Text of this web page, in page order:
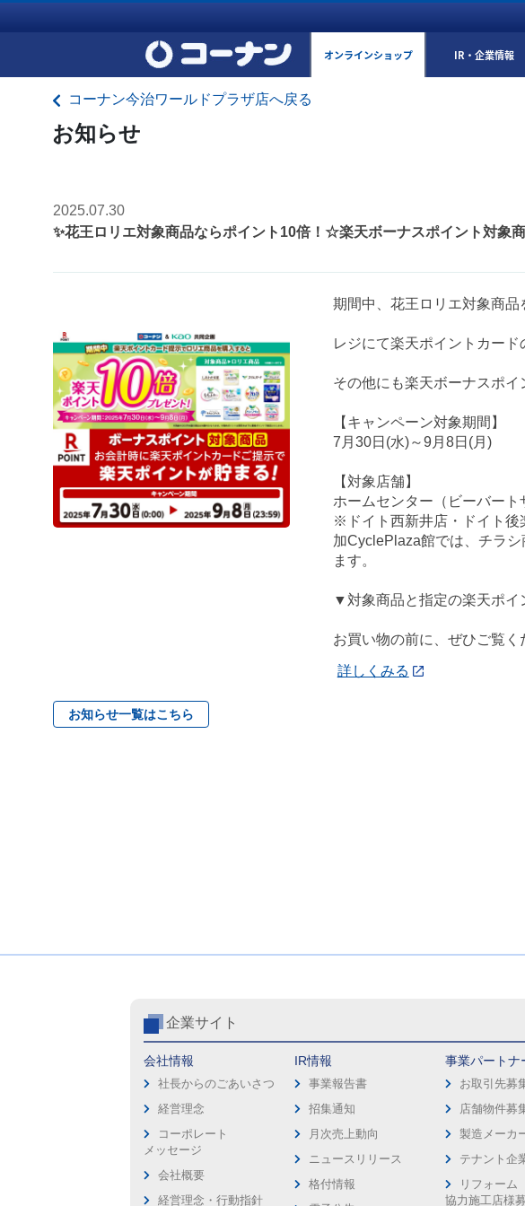
オンラインショップ IR・企業情報
コーナン今治ワールドプラザ店へ戻る
お知らせ
2025.07.30
✨花王ロリエ対象商品ならポイント10倍！☆楽天ボーナスポイント対象
期間中、花王ロリエ対象商
レジにて楽天ポイントカー
その他にも楽天ボーナスポ
【キャンペーン対象期間】
7月30日(水)～9月8日(月)
【対象店舗】
ホームセンター（ビーバー
※ドイト西新井店・ドイト後
加CyclePlaza館では、チラ
ます。
▼対象商品と指定の楽天ポイ
お買い物の前に、ぜひご覧く
詳しくみる
お知らせ一覧はこちら
企業サイト
会社情報
社長からのごあいさつ
経営理念
コーポレート
メッセージ
会社概要
経営理念・行動指針
IR情報
事業報告書
招集通知
月次売上動向
ニュースリリース
格付情報
事業パートナ
お取引先募
店舗物件募
製造メーカ
テナント企
リフォーム
協力施工店様